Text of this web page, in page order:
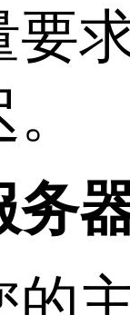
要
务